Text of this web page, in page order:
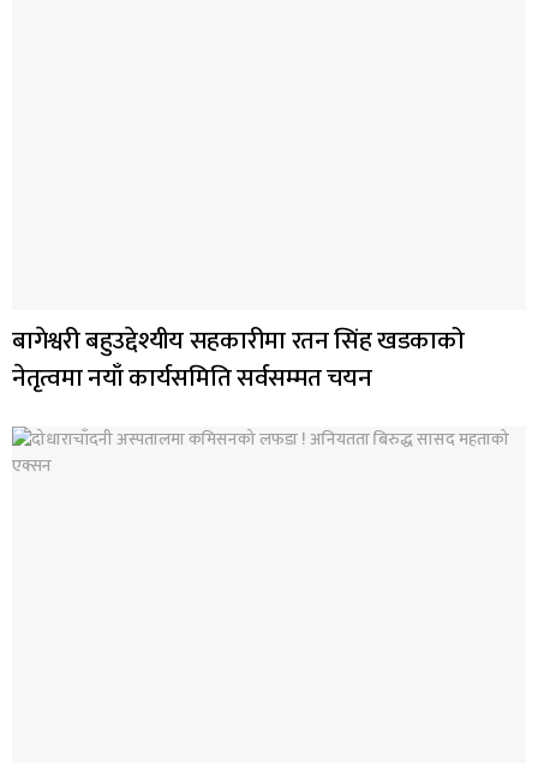
बागेश्वरी बहुउद्देश्यीय सहकारीमा रतन सिंह खडकाको
नेतृत्वमा नयाँ कार्यसमिति सर्वसम्मत चयन